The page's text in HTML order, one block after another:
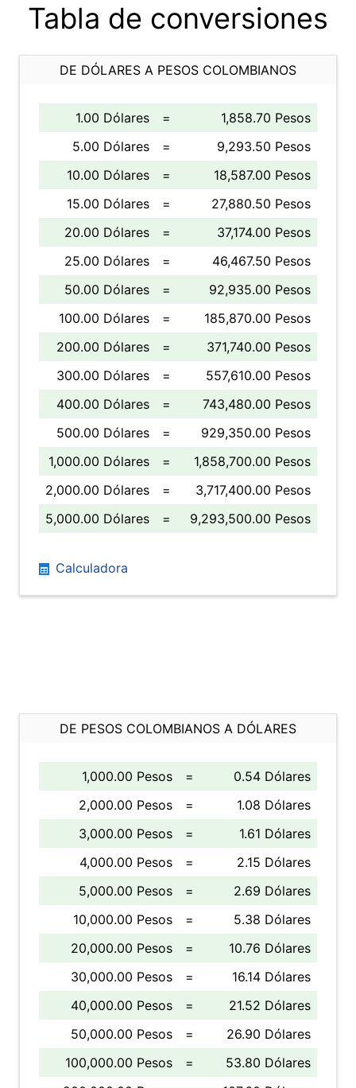
Tabla de conversiones
DE DÓLARES A PESOS COLOMBIANOS
1.00 Dólares =
1,858.70 Pesos
5.00 Dólares
=
9,293.50 Pesos
10.00 Dólares
=
18,587.00 Pesos
15.00 Dólares
=
27,880.50 Pesos
20.00 Dólares
=
37,174.00 Pesos
25.00 Dólares
=
46,467.50 Pesos
50.00 Dólares
=
92,935.00 Pesos
100.00 Dólares
=
185,870.00 Pesos
200.00 Dólares
=
371,740.00 Pesos
300.00 Dólares
=
557,610.00 Pesos
400.00 Dólares
=
743,480.00 Pesos
500.00 Dólares
=
929,350.00 Pesos
1,000.00 Dólares
=
1,858,700.00 Pesos
2,000.00 Dólares
=
3,717,400.00 Pesos
5,000.00 Dólares
= 9,293,500.00 Pesos
Calculadora
DE PESOS COLOMBIANOS A DÓLARES
1,000.00 Pesos =
0.54 Dólares
2,000.00 Pesos
=
1.08 Dólares
3,000.00 Pesos
=
1.61 Dólares
4,000.00 Pesos
=
2.15 Dólares
5,000.00 Pesos
=
2.69 Dólares
10,000.00 Pesos
=
5.38 Dólares
20,000.00 Pesos
=
10.76 Dólares
30,000.00 Pesos
=
16.14 Dólares
40,000.00 Pesos
=
21.52 Dólares
50,000.00 Pesos
=
26.90 Dólares
100,000.00 Pesos
=
53.80 Dólares